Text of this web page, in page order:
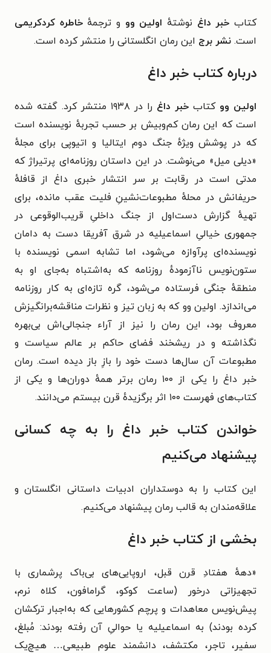
کتابخبر داغ نوشتهٔ اولین وو و ترجمهٔخاطره‌ کردکریمی
است. نشر برج این رمان انگلستانی را منتشر کرده است.
درباره کتاب خبر داغ
اولین ووکتاب خبر داغ را
در ۱۹۳۸ منتشر کرد. گفته شده
است که این رمان کم‌وبیش بر حسب تجربهٔ نویسنده است
که در پوشش ویژهٔ جنگ دوم ایتالیا و اتیوپی برای مجلهٔ
«دیلی میل» می‌نوشت. در این داستان روزنامه‌ای پرتیراژ که
مدتی است در رقابت بر سر انتشار خبری داغ از قافلهٔ
حریفانش در محلهٔ مطبوعات‌نشینِ فلیت عقب مانده، برای
تهیهٔ گزارش دست‌اول از جنگ داخلیِ قریب‌الوقوعی در
جمهوری خیالیِ اسماعیلیه در شرق آفریقا دست به دامان
نویسنده‌ای پرآوازه می‌شود، اما تشابه اسمی نویسنده با
ستون‌نویس ناآزمودهٔ روزنامه که به‌اشتباه به‌جای او به
منطقهٔ جنگی فرستاده می‌شود، گره تازه‌ای به کار روزنامه
می‌اندازد. اولین وو که به زبان تیز و نظرات مناقشه‌برانگیزش
معروف بود، این رمان را نیز از آراء جنجالی‌اش بی‌بهره
نگذاشته و در ریشخند فضای حاکم بر عالم سیاست و
مطبوعات آن سال‌ها دست خود را بازِ باز دیده است. رمان
خبر داغ را یکی از ۱۰۰ رمان برتر همهٔ دوران‌ها و یکی از
کتاب‌های فهرست ۱۰۰ اثر برگزیدهٔ قرن بیستم می‌دانند.
خواندن کتاب خبر داغ را به چه کسانی
پیشنهاد می‌کنیم
این کتاب را به دوستداران ادبیات داستانی انگلستان و
علاقه‌مندان به قالب رمان پیشنهاد می‌کنیم.
بخشی از کتاب خبر داغ
«دههٔ هفتادِ قرن قبل، اروپایی‌های بی‌باک پرشماری با
تجهیزاتی درخور (ساعت کوکو، گرامافون، کلاه نرم،
پیش‌نویس معاهدات و پرچم کشورهایی که به‌اجبار ترکشان
کرده بودند) به اسماعیلیه یا حوالیِ آن رفته بودند: مُبلغ،
سفیر، تاجر، مکتشف، دانشمند علوم طبیعی… هیچ‌یک